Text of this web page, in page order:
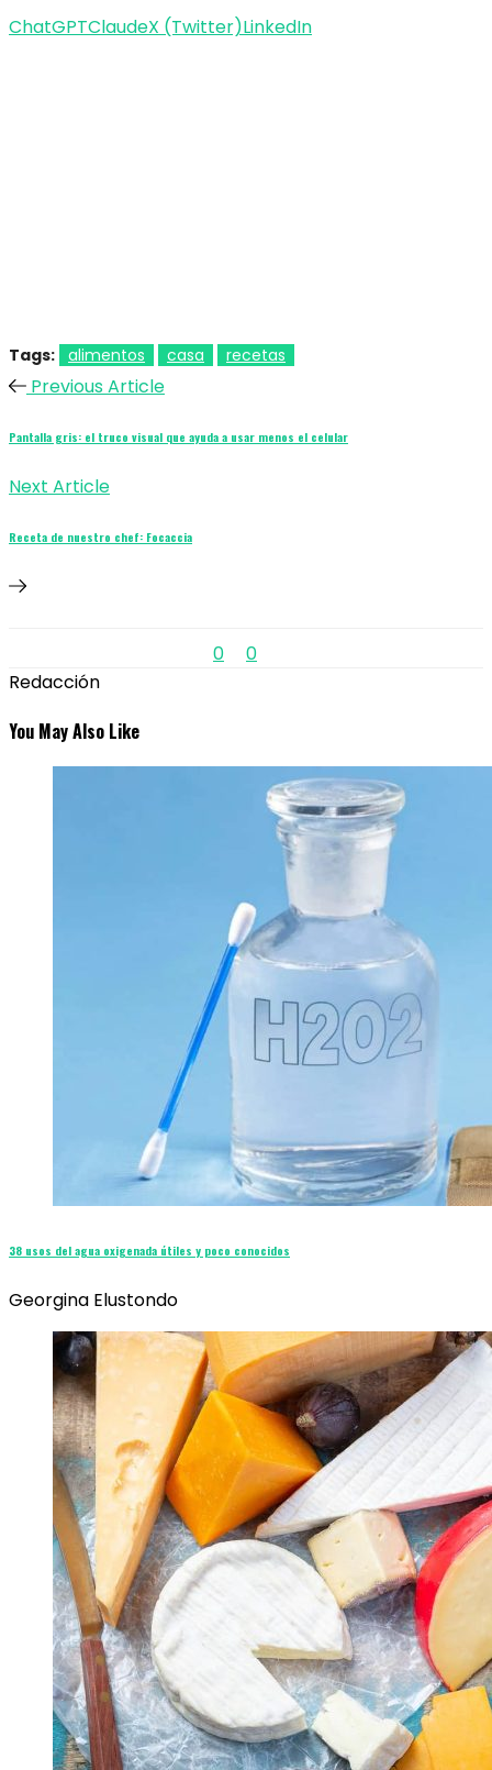
ChatGPTClaudeX (Twitter)LinkedIn
Tags: alimentos casa recetas
Previous Article
Pantalla gris: el truco visual que ayuda a usar menos el celular
Next Article
Receta de nuestro chef: Focaccia
0
0
Redacción
You May Also Like
38 usos del agua oxigenada útiles y poco conocidos
Georgina Elustondo